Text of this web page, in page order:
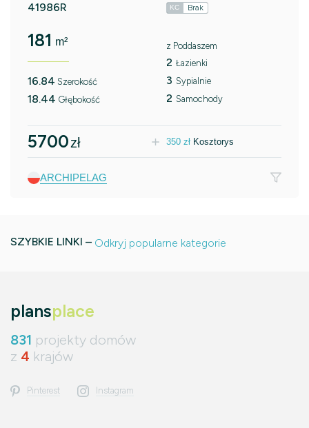
41986R KC Brak
181 m²
16.84 Szerokość
18.44 Głębokość
z Poddaszem
2 Łazienki
3 Sypialnie
2 Samochody
5700zł 350 zł Kosztorys
ARCHIPELAG
SZYBKIE LINKI – Odkryj popularne kategorie
plansplace
831 projekty domów
z 4 krajów
Pinterest Instagram